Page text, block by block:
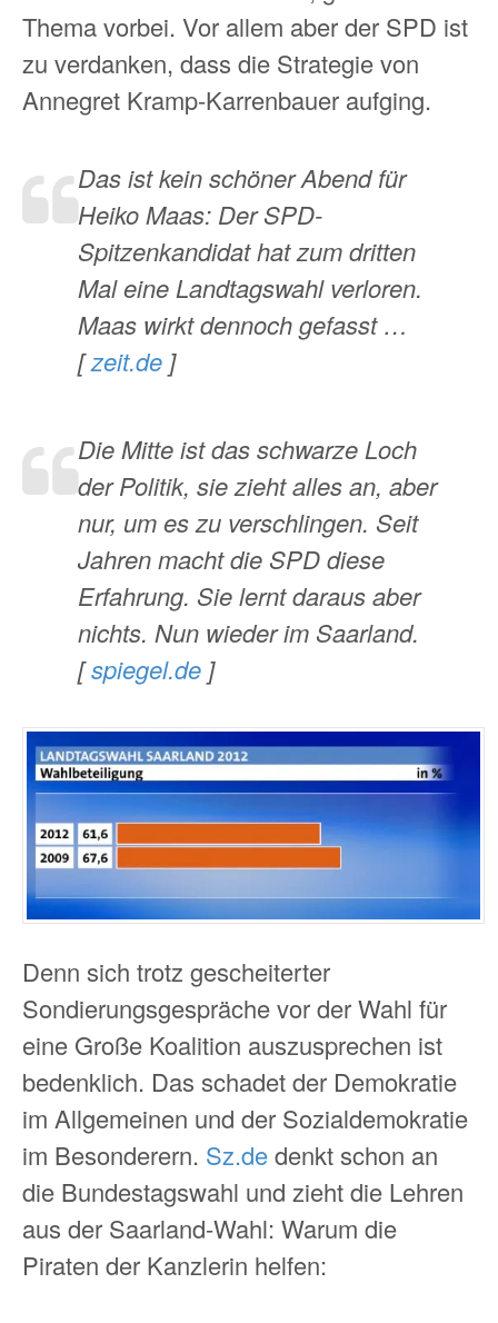
Thema vorbei. Vor allem aber der SPD ist
zu verdanken, dass die Strategie von
Annegret Kramp-Karrenbauer aufging.
Das ist kein schöner Abend für
Heiko Maas: Der SPD-
Spitzenkandidat hat zum dritten
Mal eine Landtagswahl verloren.
Maas wirkt dennoch gefasst …
[zeit.de ]
Die Mitte ist das schwarze Loch
der Politik, sie zieht alles an, aber
nur, um es zu verschlingen. Seit
Jahren macht die SPD diese
Erfahrung. Sie lernt daraus aber
nichts. Nun wieder im Saarland.
[spiegel.de ]
Denn sich trotz gescheiterter
Sondierungsgespräche vor der Wahl für
eine Große Koalition auszusprechen ist
bedenklich. Das schadet der Demokratie
im Allgemeinen und der Sozialdemokratie
im Besonderern. Sz.dedenkt schon an
die Bundestagswahl und zieht die Lehren
aus der Saarland-Wahl: Warum die
Piraten der Kanzlerin helfen: